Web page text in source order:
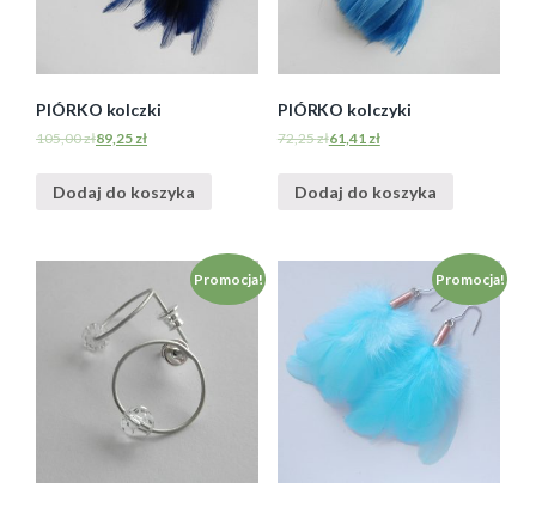
PIÓRKO kolczki
105,00zł89,25 zł
Dodaj do koszyka
PIÓRKO kolczyki
72,25zł61,41 zł
Dodaj do koszyka
Promocja! Promocja!